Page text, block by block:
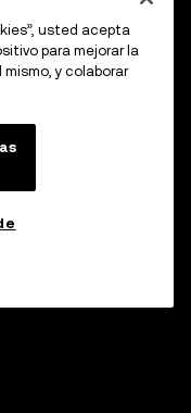
usted acepta
para mejorar la
y colaborar